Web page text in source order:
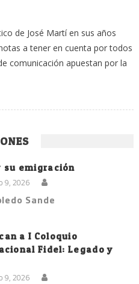
de José Martí en sus años
a tener en cuenta por todos
comunicación apuestan por la
su emigración
9, 2026
Sande
a I Coloquio
Fidel: Legado y
9, 2026